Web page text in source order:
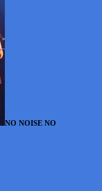
NO NOISE NO